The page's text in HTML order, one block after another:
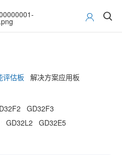
评估板
解决方案应用板
GD32F3
GD32L2
GD32E5